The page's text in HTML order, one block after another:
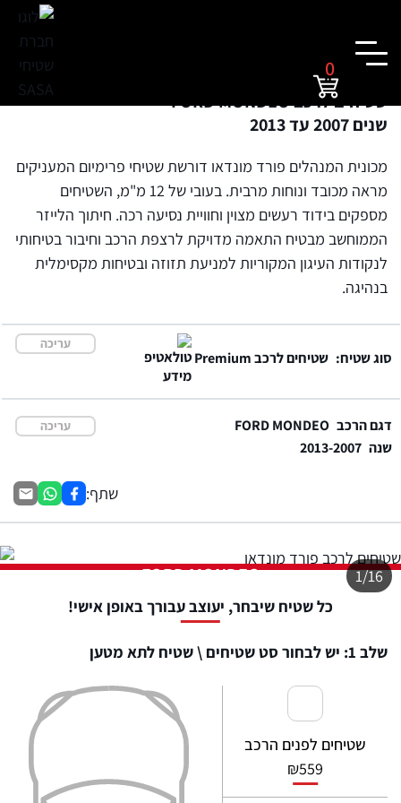
0
שטיחים לרכב FORD MONDEO
שנים 2007 עד 2013
מכונית המנהלים פורד מונדאו דורשת שטיחי פרימיום המעניקים
מראה מכובד ונוחות מרבית. בעובי של 12 מ"מ, השטיחים
מספקים בידוד רעשים מצוין וחוויית נסיעה רכה. חיתוך הלייזר
הממוחשב מבטיח התאמה מדויקת לרצפת הרכב וחיבור בטיחותי
לנקודות העיגון המקוריות למניעת תזוזה ובטיחות מקסימלית
בנהיגה.
סוג שטיח: שטיחים לרכב Premium
עריכה
דגם הרכב FORD MONDEO
שנה 2013-2007
עריכה
שתף:
1/16
FORD MONDEO
כל שטיח שיבחר, יעוצב עבורך באופן אישי!
שלב 1: יש לבחור סט שטיחים \ שטיח לתא מטען
שטיחים לפנים הרכב
₪559